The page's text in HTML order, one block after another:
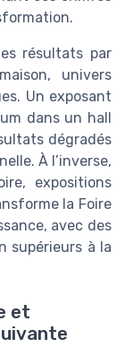
résultats par
univers
Un exposant
dans un hall
dégradés
À l’inverse,
expositions
la Foire
avec des
supérieurs à la
et